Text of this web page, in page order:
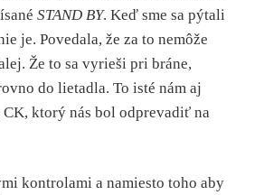
STAND BY. Keď sme sa pýtali
je. Povedala, že za to nemôže
Že to sa vyrieši pri bráne,
do lietadla. To isté nám aj
ktorý nás bol odprevadiť na
kontrolami a namiesto toho aby